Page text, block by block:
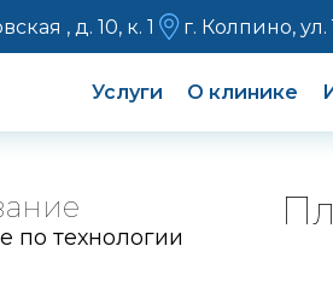
, д. 10, к. 1 г. Колпино, ул.
Услуги О клинике
по технологии